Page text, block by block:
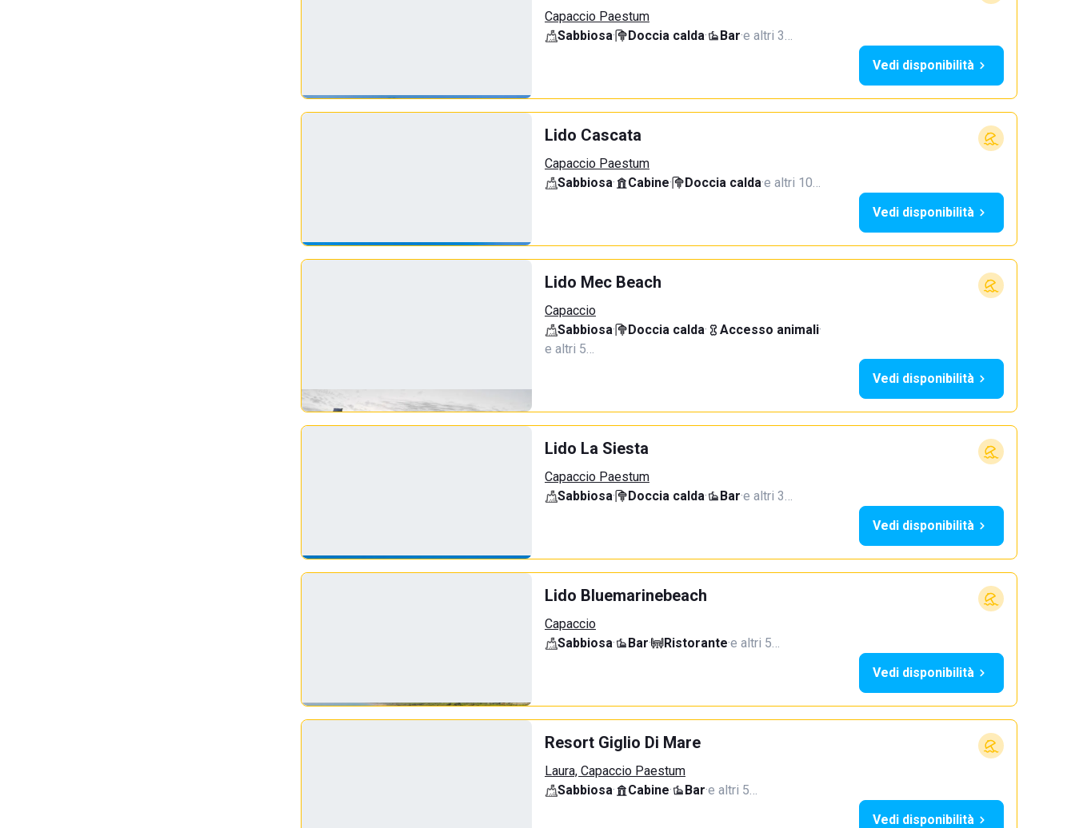
Capaccio Paestum
Sabbiosa· Doccia calda· Bar·e altri 3…
Vedi disponibilità
Lido Cascata
Capaccio Paestum
Sabbiosa· Cabine· Doccia calda·e altri 10…
Vedi disponibilità
Lido Mec Beach
Capaccio
Sabbiosa· Doccia calda· Accesso animali·
e altri 5…
Vedi disponibilità
Lido La Siesta
Capaccio Paestum
Sabbiosa· Doccia calda· Bar·e altri 3…
Vedi disponibilità
Lido Bluemarinebeach
Capaccio
Sabbiosa· Bar· Ristorante·e altri 5…
Vedi disponibilità
Resort Giglio Di Mare
Laura, Capaccio Paestum
Sabbiosa· Cabine· Bar·e altri 5…
Vedi disponibilità